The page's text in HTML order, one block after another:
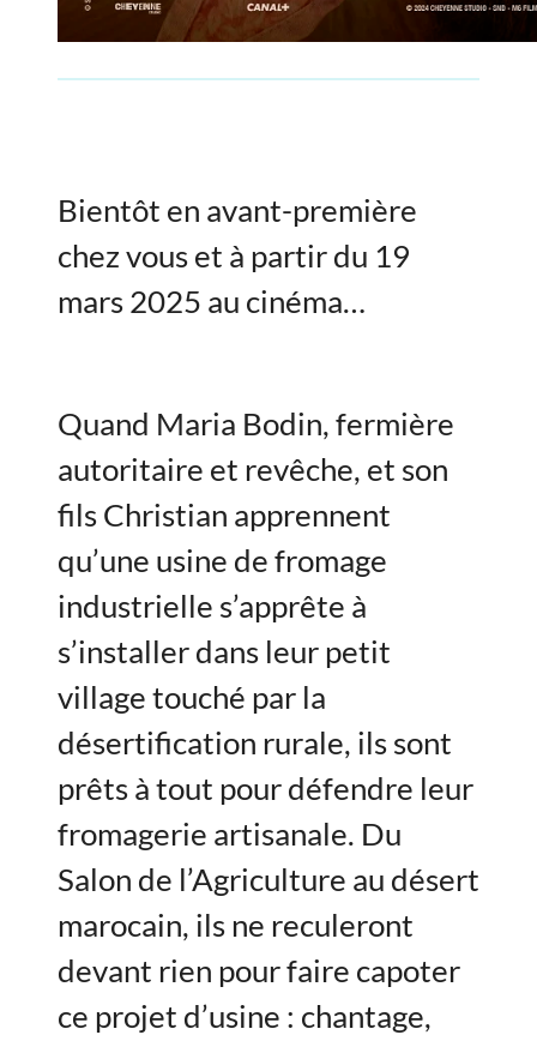
Bientôt en avant-première
chez vous et à partir du 19
mars 2025 au cinéma…
Quand Maria Bodin, fermière
autoritaire et revêche, et son
fils Christian apprennent
qu’une usine de fromage
industrielle s’apprête à
s’installer dans leur petit
village touché par la
désertification rurale, ils sont
prêts à tout pour défendre leur
fromagerie artisanale. Du
Salon de l’Agriculture au désert
marocain, ils ne reculeront
devant rien pour faire capoter
ce projet d’usine : chantage,